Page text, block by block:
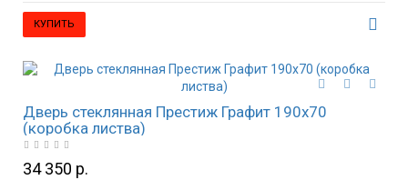
КУПИТЬ
Дверь стеклянная Престиж Графит 190х70
(коробка листва)
34 350 р.